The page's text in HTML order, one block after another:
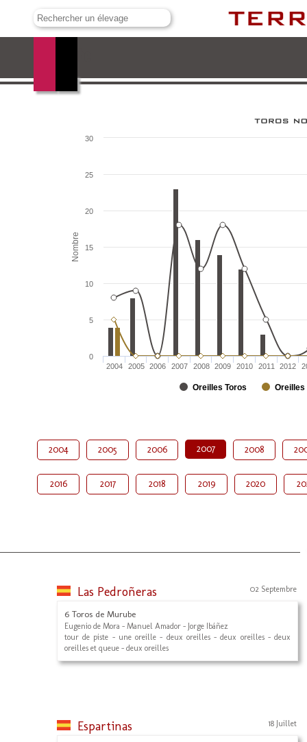
Nombre
Oreilles Toros Oreilles
2004 2005 2006 2007 2008 2009 2010 2011 2012
0
5
10
15
20
25
30
2004 2005 2006 2007 2008
2016 2017 2018 2019 2020
Las Pedroñeras 02 Septembre
6 Toros de Murube
Eugenio de Mora - Manuel Amador - Jorge Ibáñez
tour de piste - une oreille - deux oreilles - deux oreilles - deux
oreilles et queue - deux oreilles
Espartinas 18 Juillet